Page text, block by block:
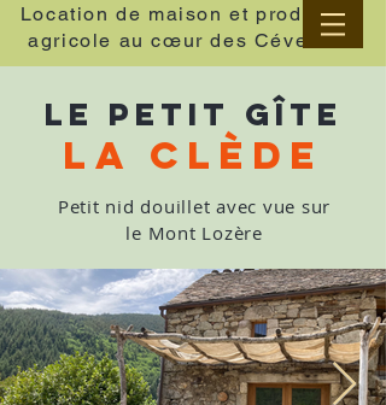
Location de maison et production
agricole au cœur des Cévennes
LE petit GÎTE
La Clède
Petit nid douillet avec vue sur
le Mont Lozère